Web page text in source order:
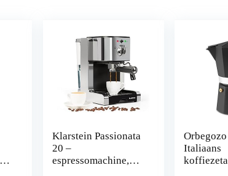
Klarstein Passionata
20 –
espressomachine,
Italiaans